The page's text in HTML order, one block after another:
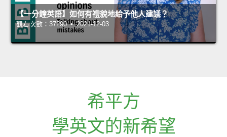
【一分鐘英語】如何有禮貌地給予他人建議？
觀看次數：37290 • 2021-12-03
希平方
學英文的新希望